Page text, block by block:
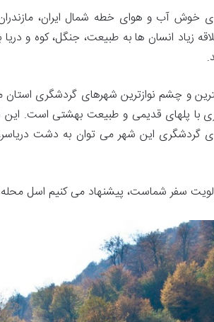
خوش آب و هوای خطه شمال ایران،
زیاد انسان ­ها به طبیعت، جنگل، کوه و
و چشم نوازترین شهرهای گردشگری استان
با پل­های قدیمی و طبیعت بهشتی است.
گردشگری این شهر می ­توان به دشت
سفر شماست، پیشنهاد می­ کنیم اسل محله